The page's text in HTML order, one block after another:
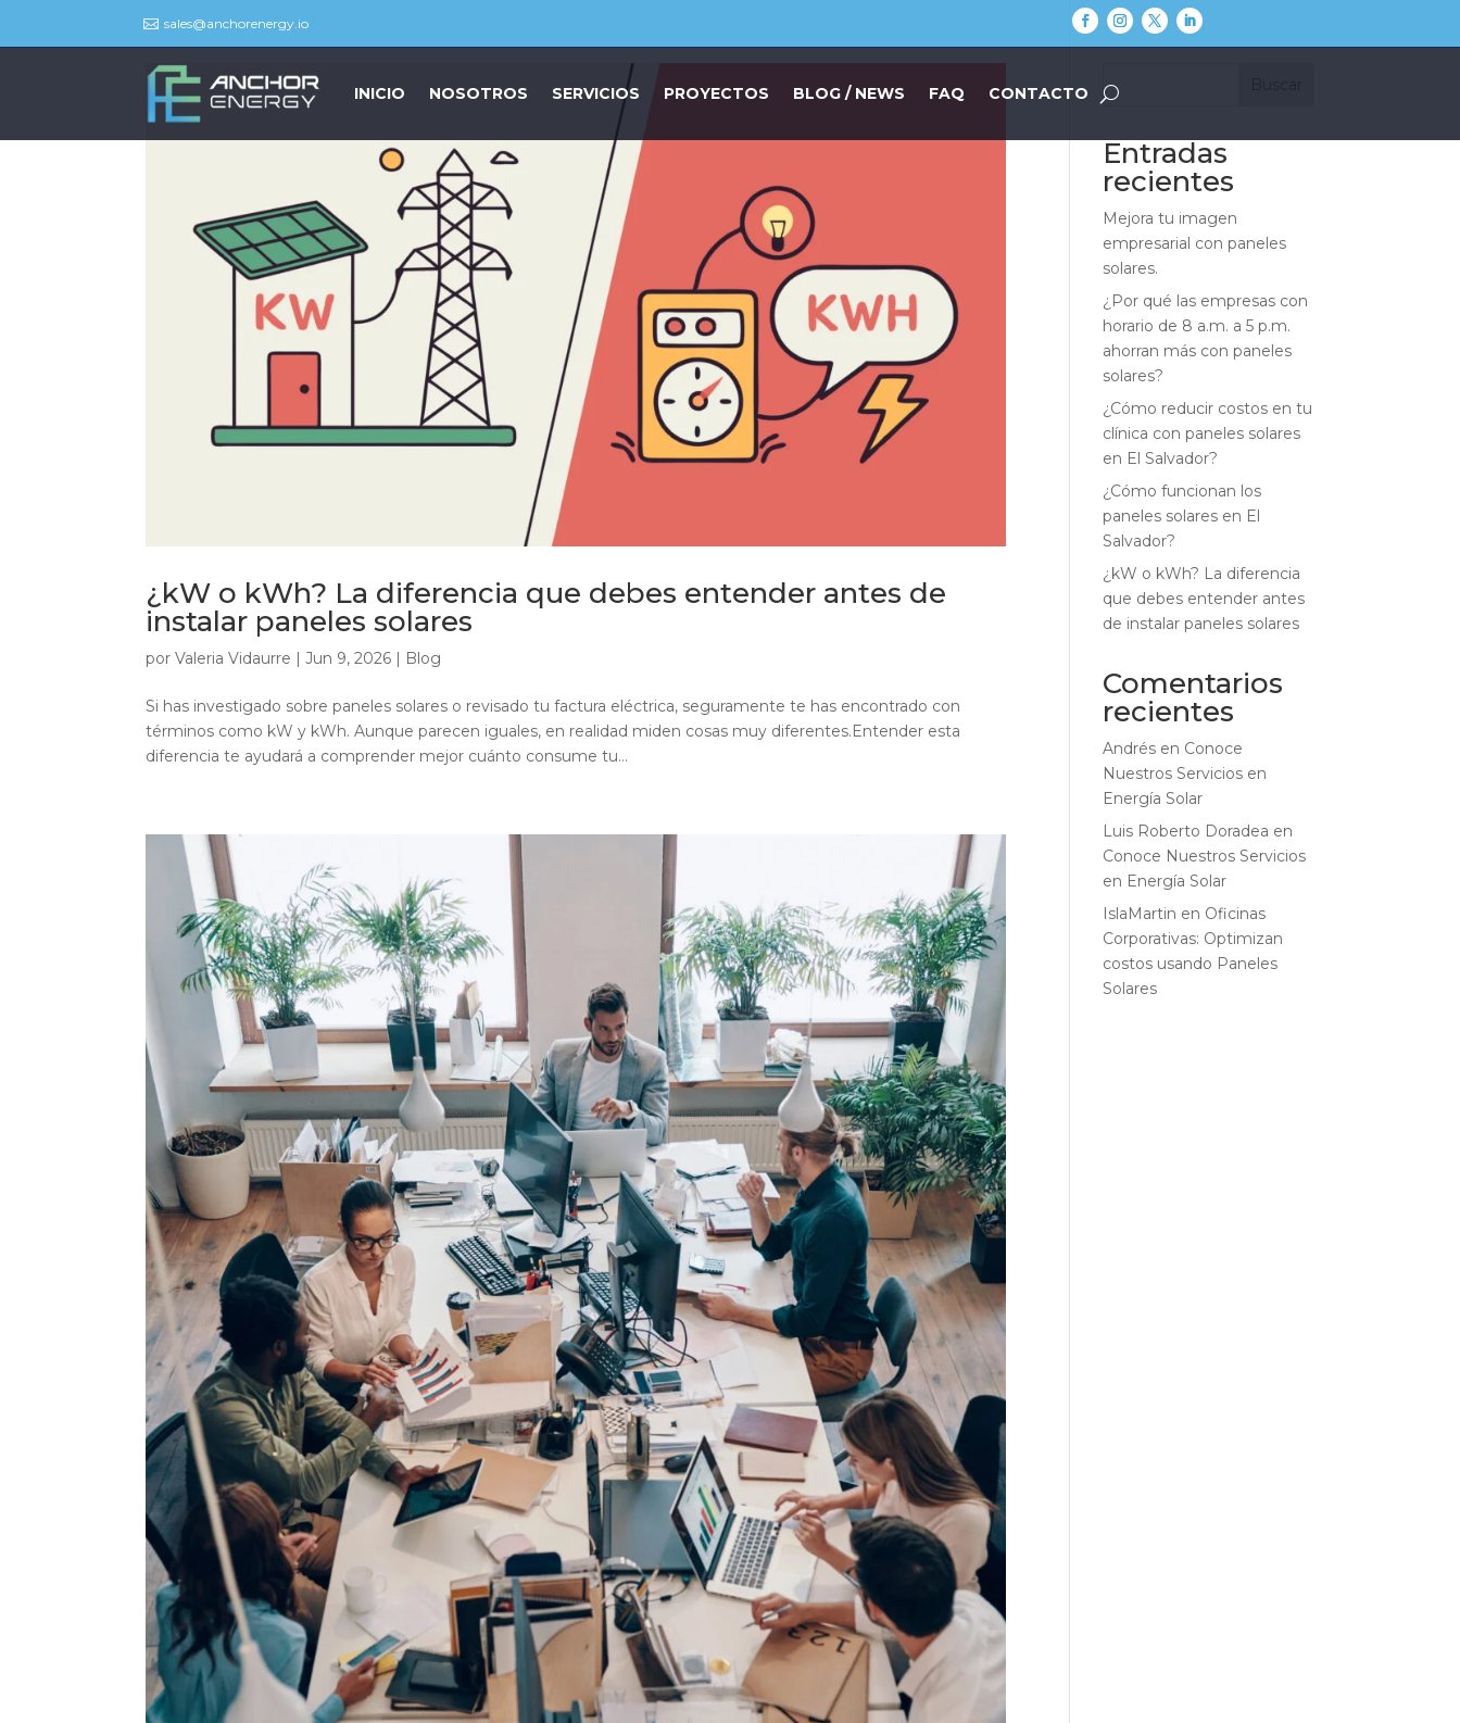
 sales@anchorenergy.io
INICIO NOSOTROS SERVICIOS PROYECTOS BLOG / NEWS FAQ CONTACTO
¿kW o kWh? La diferencia que debes entender antes de
instalar paneles solares
porValeria Vidaurre |Jun 9, 2026 | Blog
Si has investigado sobre paneles solares o revisado tu factura eléctrica, seguramente te has encontrado con
términos como kW y kWh. Aunque parecen iguales, en realidad miden cosas muy diferentes.Entender esta
diferencia te ayudará a comprender mejor cuánto consume tu...
Entradas
recientes
Mejora tu imagen
empresarial con paneles
solares.
¿Por qué las empresas con
horario de 8 a.m. a 5 p.m.
ahorran más con paneles
solares?
¿Cómo reducir costos en tu
clínica con paneles solares
en El Salvador?
¿Cómo funcionan los
paneles solares en El
Salvador?
¿kW o kWh? La diferencia
que debes entender antes
de instalar paneles solares
Comentarios
recientes
Andrés en Conoce
Nuestros Servicios en
Energía Solar
Luis Roberto Doradea en
Conoce Nuestros Servicios
en Energía Solar
IslaMartin en Oficinas
Corporativas: Optimizan
costos usando Paneles
Solares